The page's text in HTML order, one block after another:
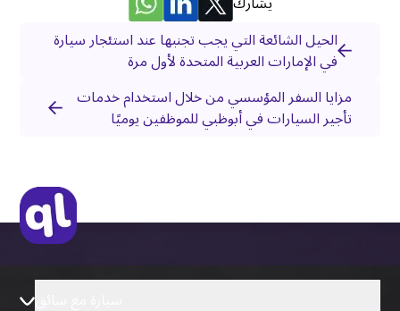
الحيل الشائعة التي يجب تجنبها عند استئجار سيارة
في الإمارات العربية المتحدة لأول مرة
مزايا السفر المؤسسي من خلال استخدام خدمات
تأجير السيارات في أبوظبي للموظفين يوميًا